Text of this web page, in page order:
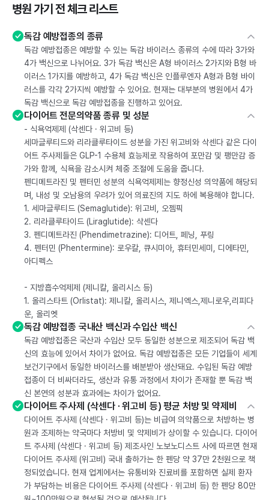
병원 가기 전 체크 리스트
독감 예방접종의 종류
독감 예방접종은 예방할 수 있는 독감 바이러스 종류의 수에 따라 3가와
4가 백신으로 나뉘어요. 3가 독감 백신은 A형 바이러스 2가지와 B형 바
이러스 1가지를 예방하고, 4가 독감 백신은 인플루엔자 A형과 B형 바이
러스를 각각 2가지씩 예방할 수 있어요. 현재는 대부분의 병원에서 4가
독감 백신으로 독감 예방접종을 진행하고 있어요.
다이어트 전문의약품 종류 및 성분
- 식욕억제제 (삭센다 · 위고비 등)
세마글루티드와 리라클루타이드 성분을 가진 위고비와 삭센다 같은 다이
어트 주사제들은 GLP-1 수용체 효능제로 작용하여 포만감 및 팽만감 증
가와 함께, 식욕을 감소시켜 체중 조절에 도움을 줍니다.
펜디메트라진 및 펜터민 성분의 식욕억제제는 향정신성 의약품에 해당되
며, 내성 및 오남용의 우려가 있어 의료진의 지도 하에 복용해야 합니다.
1. 세마글루티드 (Semaglutide): 위고비, 오젬픽
2. 리라클루타이드 (Liraglutide): 삭센다
3. 펜디메트라진 (Phendimetrazine): 디어트, 페닝, 푸링
4. 펜터민 (Phentermine): 로우칼, 큐시미아, 휴터민세미, 디에타민,
아디펙스
- 지방흡수억제제 (제니칼, 올리시스 등)
1. 올리스타트 (Orlistat): 제니칼, 올리시스, 제니엑스,제니로우,리피다
운, 올리엣
독감 예방접종 국내산 백신과 수입산 백신
독감 예방접종은 국산과 수입산 모두 동일한 성분으로 제조되어 독감 백
신의 효능에 있어서 차이가 없어요. 독감 예방접종은 모든 기업들이 세계
보건기구에서 동일한 바이러스를 배분받아 생산돼요. 수입된 독감 예방
접종이 더 비싸더라도, 생산과 유통 과정에서 차이가 존재할 뿐 독감 백
신 본연의 성분과 효과에는 차이가 없어요.
다이어트 주사제 (삭센다 · 위고비 등) 평균 처방 및 약제비
다이어트 주사제 (삭센다 · 위고비 등)는 비급여 의약품으로 처방하는 병
원과 조제하는 약국마다 처방비 및 약제비가 상이할 수 있습니다. 다이어
트 주사제 (삭센다 · 위고비 등) 제조사인 노보노디스트 사에 따르면 현재
다이어트 주사제 (위고비) 국내 출하가는 한 펜당 약 37만 2천원으로 책
정되었습니다. 현재 업계에서는 유통비와 진료비를 포함하면 실제 환자
가 부담하는 비용은 다이어트 주사제 (삭센다 · 위고비 등) 한 펜당 80만